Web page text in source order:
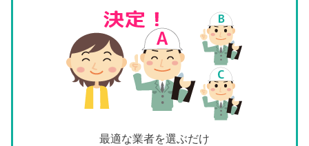
最適な業者を選ぶだけ